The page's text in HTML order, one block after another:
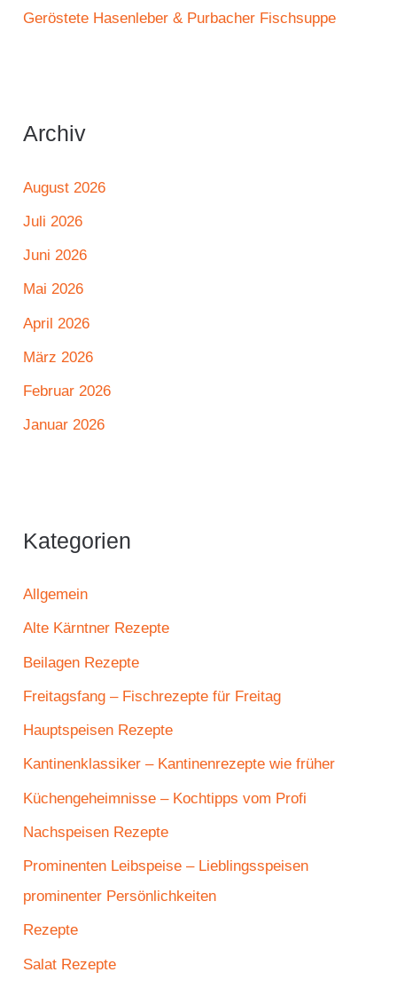
Geröstete Hasenleber & Purbacher Fischsuppe
Archiv
August 2026
Juli 2026
Juni 2026
Mai 2026
April 2026
März 2026
Februar 2026
Januar 2026
Kategorien
Allgemein
Alte Kärntner Rezepte
Beilagen Rezepte
Freitagsfang – Fischrezepte für Freitag
Hauptspeisen Rezepte
Kantinenklassiker – Kantinenrezepte wie früher
Küchengeheimnisse – Kochtipps vom Profi
Nachspeisen Rezepte
Prominenten Leibspeise – Lieblingsspeisen
prominenter Persönlichkeiten
Rezepte
Salat Rezepte